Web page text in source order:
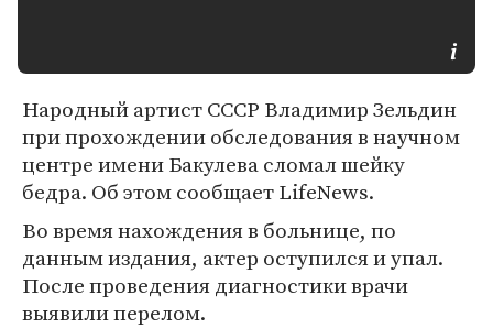
Народный артист СССР Владимир Зельдин
при прохождении обследования в научном
центре имени Бакулева сломал шейку
бедра. Об этом сообщает LifeNews.
Во время нахождения в больнице, по
данным издания, актер оступился и упал.
После проведения диагностики врачи
выявили перелом.